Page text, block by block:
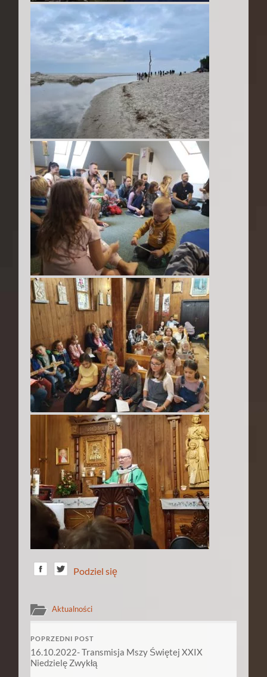
Podziel się
Aktualności
POPRZEDNI POST
16.10.2022- Transmisja Mszy Świętej XXIX
Niedzielę Zwykłą